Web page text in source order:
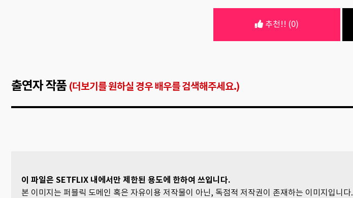
추천!! (0)
출연자 작품 (더보기를 원하실 경우 배우를 검색해주세요.)
이 파일은 SETFLIX 내에서만 제한된 용도에 한하여 쓰입니다.
본 이미지는 퍼블릭 도메인 혹은 자유이용 저작물이 아닌, 독점적 저작권이 존재하는 이미지입니다.